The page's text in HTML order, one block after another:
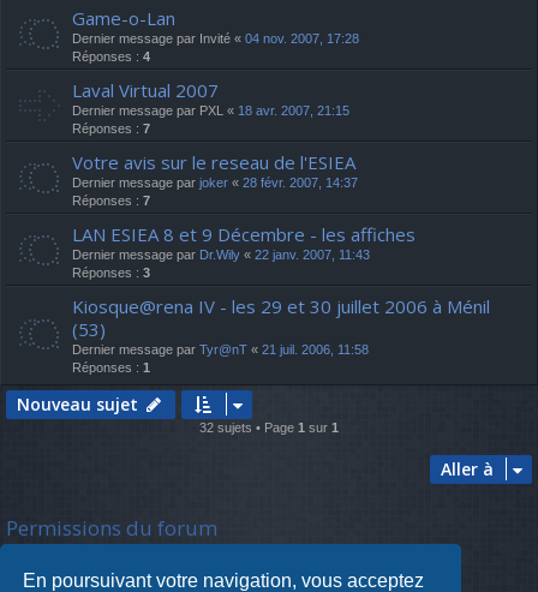
En poursuivant votre navigation, vous acceptez
Game-o-Lan
Dernier message par Invité « 04 nov. 2007, 17:28
Réponses : 4
Laval Virtual 2007
Dernier message par PXL « 18 avr. 2007, 21:15
Réponses : 7
Votre avis sur le reseau de l'ESIEA
Dernier message par joker « 28 févr. 2007, 14:37
Réponses : 7
LAN ESIEA 8 et 9 Décembre - les affiches
Dernier message par Dr.Wily « 22 janv. 2007, 11:43
Réponses : 3
Kiosque@rena IV - les 29 et 30 juillet 2006 à Ménil
(53)
Dernier message par Tyr@nT « 21 juil. 2006, 11:58
Réponses : 1
Nouveau sujet
32 sujets • Page 1 sur 1
Aller à
Permissions du forum
Vous
ne pouvez pas
répondre aux sujets